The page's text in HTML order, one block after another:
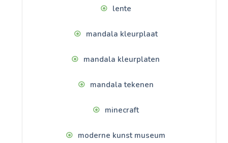
lente
mandala kleurplaat
mandala kleurplaten
mandala tekenen
minecraft
moderne kunst museum